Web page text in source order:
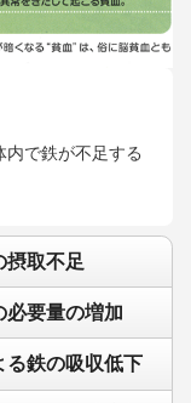
で鉄が不足する
摂取不足
必要量の増加
る鉄の吸収低下